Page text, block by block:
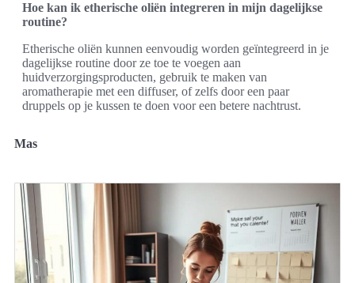
Hoe kan ik etherische oliën integreren in mijn dagelijkse
routine?
Etherische oliën kunnen eenvoudig worden geïntegreerd in je
dagelijkse routine door ze toe te voegen aan
huidverzorgingsproducten, gebruik te maken van
aromatherapie met een diffuser, of zelfs door een paar
druppels op je kussen te doen voor een betere nachtrust.
Mas